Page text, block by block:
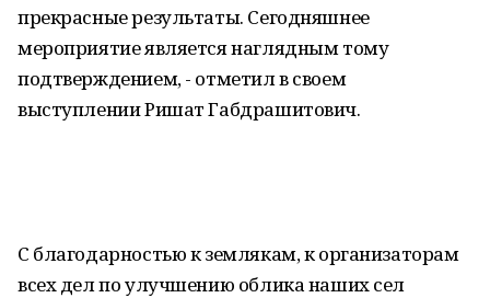
прекрасные результаты. Сегодняшнее
мероприятие является наглядным тому
подтверждением, - отметил в своем
выступлении Ришат Габдрашитович.
С благодарностью к землякам, к организаторам
всех дел по улучшению облика наших сел